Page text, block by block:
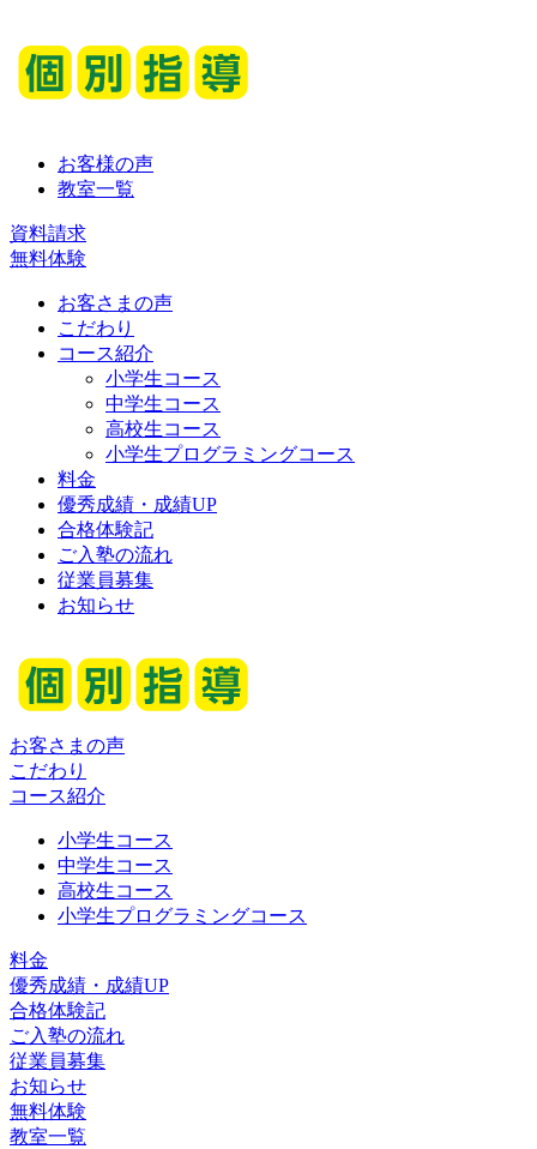
お客様の声
教室一覧
資料請求
無料体験
お客さまの声
こだわり
コース紹介
小学生コース
中学生コース
高校生コース
小学生プログラミングコース
料金
優秀成績・成績UP
合格体験記
ご入塾の流れ
従業員募集
お知らせ
お客さまの声
こだわり
コース紹介
小学生コース
中学生コース
高校生コース
小学生プログラミングコース
料金
優秀成績・成績UP
合格体験記
ご入塾の流れ
従業員募集
お知らせ
無料体験
教室一覧